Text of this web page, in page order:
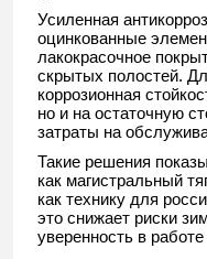
Усиленная
оцинкованные
лакокрасочное
скрытых полостей.
коррозионная
но и на остаточную
затраты на
Такие решения
как магистральный
как технику для
это снижает риски
уверенность в